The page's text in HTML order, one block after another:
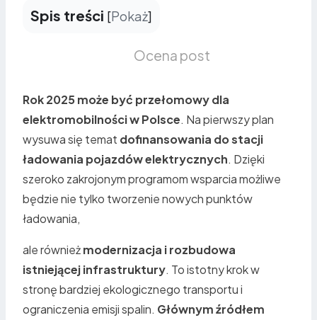
Spis treści [Pokaż]
Ocena post
Rok 2025 może być przełomowy dla
elektromobilności w Polsce. Na pierwszy plan
wysuwa się temat dofinansowania do stacji
ładowania pojazdów elektrycznych. Dzięki
szeroko zakrojonym programom wsparcia możliwe
będzie nie tylko tworzenie nowych punktów
ładowania,
ale równieżmodernizacja i rozbudowa
istniejącej infrastruktury. To istotny krok w
stronę bardziej ekologicznego transportu i
ograniczenia emisji spalin. Głównym źródłem